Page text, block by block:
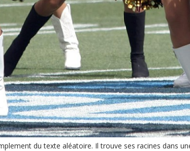
du texte aléatoire. Il trouve ses racines dans